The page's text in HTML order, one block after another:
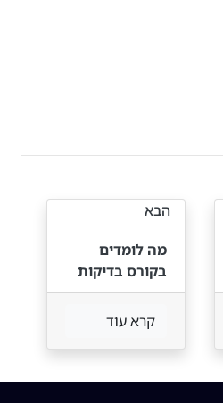
הבא
מה לומדים
בקורס בדיקות
חדירה (Pen
Test)? קבלו
חוסן
קרא עוד